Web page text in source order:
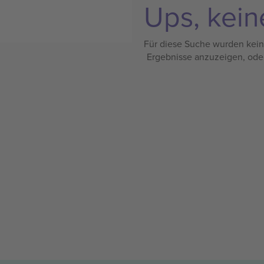
Ups,
Für diese Suche wurden
Ergebnisse anzuzeigen,